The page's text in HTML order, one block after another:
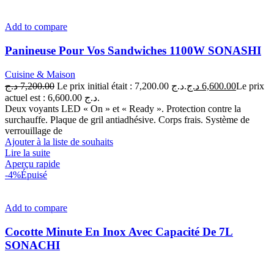
Add to compare
Panineuse Pour Vos Sandwiches 1100W SONASHI
Cuisine & Maison
7,200.00 د.ج Le prix initial était : 7,200.00 د.ج. 6,600.00 د.ج
Le prix
actuel est : 6,600.00 د.ج.
Deux voyants LED « On » et « Ready ». Protection contre la
surchauffe. Plaque de gril antiadhésive. Corps frais. Système de
verrouillage de
Ajouter à la liste de souhaits
Lire la suite
Aperçu rapide
-4%Épuisé
Add to compare
Cocotte Minute En Inox Avec Capacité De 7L
SONACHI